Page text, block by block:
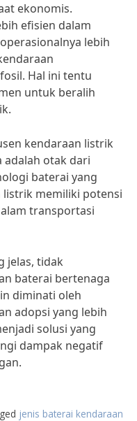
ekonomis.
efisien dalam
lebih
Hal ini tentu
untuk beralih
kendaraan listrik
adalah otak dari
baterai yang
memiliki potensi
transportasi
jelas, tidak
baterai bertenaga
diminati oleh
adopsi yang lebih
solusi yang
dampak negatif
jenis baterai kendaraan